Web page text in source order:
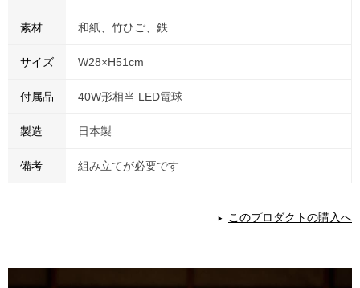
素材 和紙、竹ひご、鉄
サイズ W28×H51cm
付属品 40W形相当 LED電球
製造 日本製
備考 組み立てが必要です
このプロダクトの購入へ